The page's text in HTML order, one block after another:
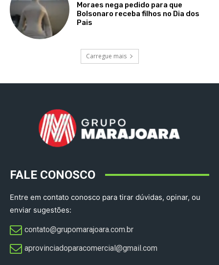
Moraes nega pedido para que
Bolsonaro receba filhos no Dia dos
Pais
Carregue mais
FALE CONOSCO
Entre em contato conosco para tirar dúvidas, opinar, ou
enviar sugestões:
contato@grupomarajoara.com.br
aprovinciadoparacomercial@gmail.com​